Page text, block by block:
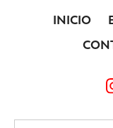
INICIO